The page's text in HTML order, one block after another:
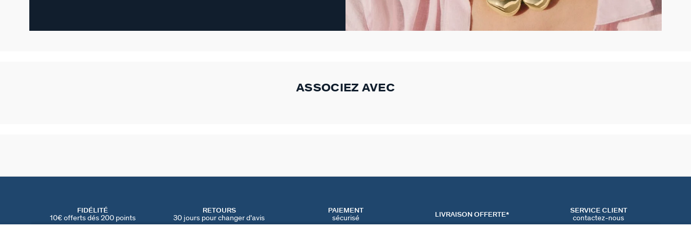
ASSOCIEZ AVEC
FIDÉLITÉ
10€ offerts dés 200 points
RETOURS
30 jours pour changer d'avis
PAIEMENT
sécurisé LIVRAISON OFFERTE*
SERVICE CLIENT
contactez-nous